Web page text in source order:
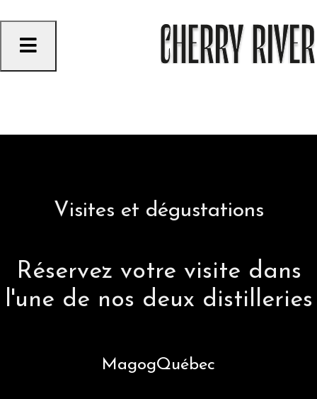
content
LE CHARNU
Visites et dégustations
Réservez votre visite dans
l'une de nos deux distilleries
MagogQuébec